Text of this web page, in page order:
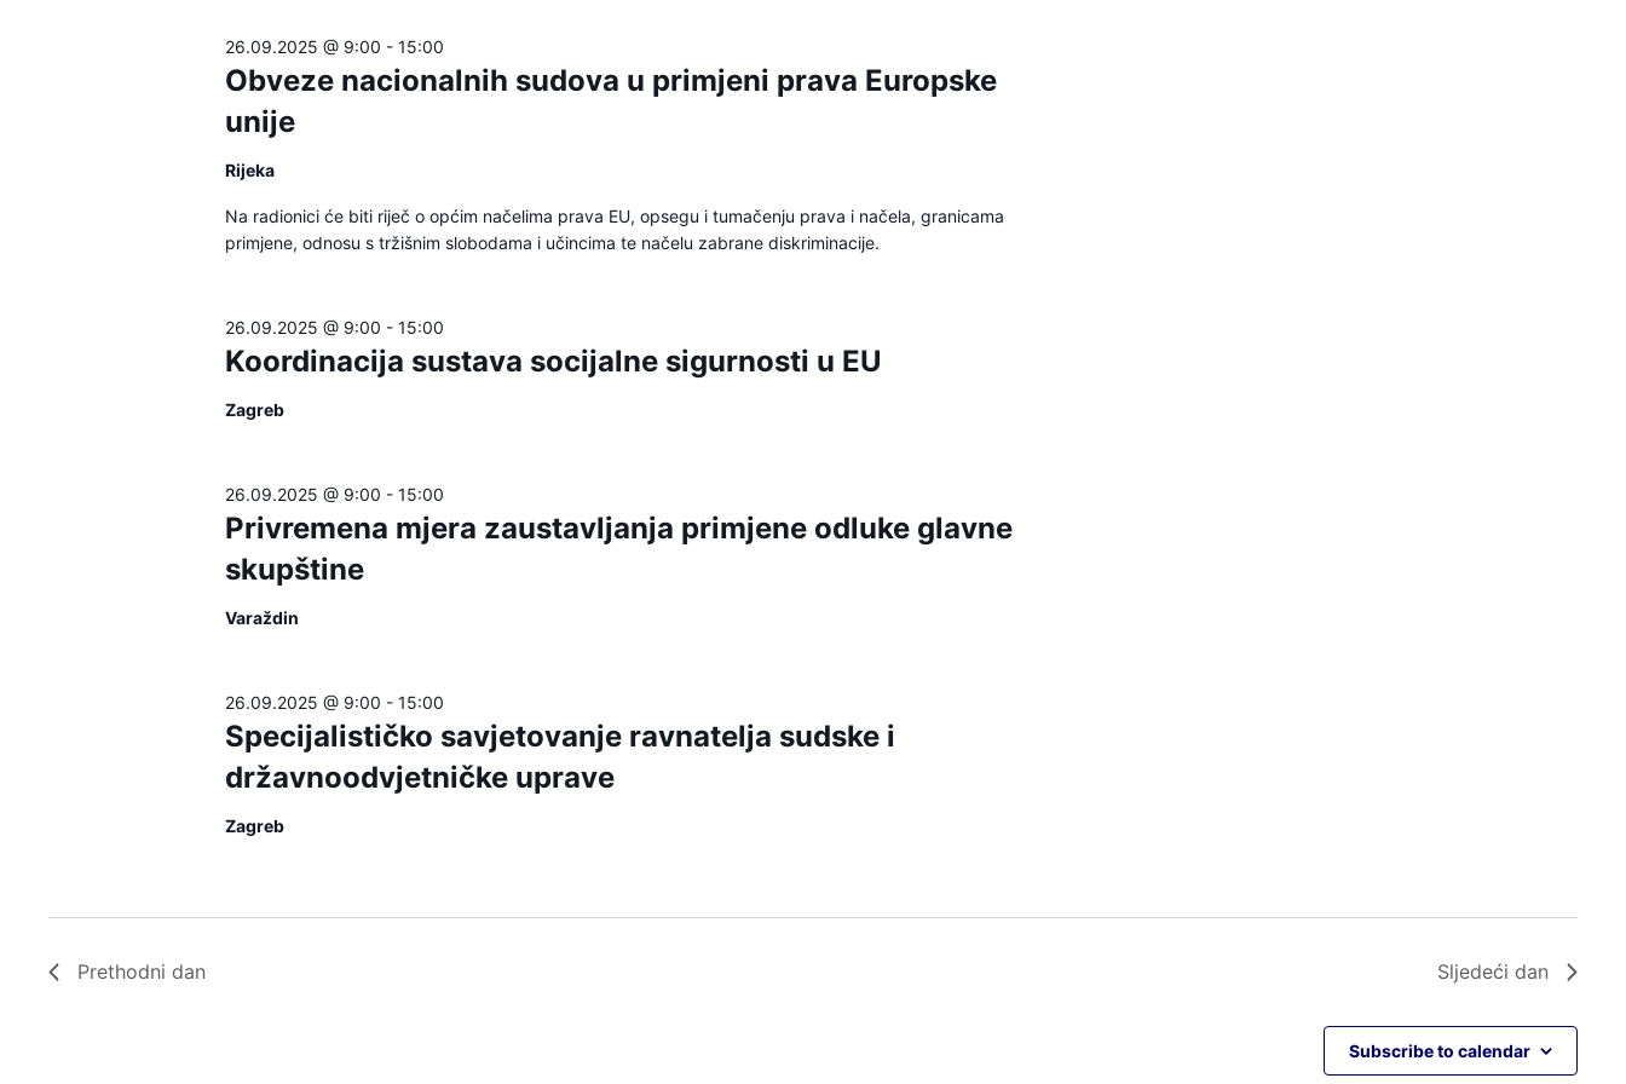
Obveze nacionalnih sudova u primjeni prava Europske
unije
26.09.2025 @ 9:00 - 15:00
Rijeka
Na radionici će biti riječ o općim načelima prava EU, opsegu i tumačenju prava i načela, granicama
primjene, odnosu s tržišnim slobodama i učincima te načelu zabrane diskriminacije.
Koordinacija sustava socijalne sigurnosti u EU
26.09.2025 @ 9:00 - 15:00
Zagreb
Privremena mjera zaustavljanja primjene odluke glavne
skupštine
26.09.2025 @ 9:00 - 15:00
Varaždin
Specijalističko savjetovanje ravnatelja sudske i
državnoodvjetničke uprave
26.09.2025 @ 9:00 - 15:00
Zagreb
Prethodni dan Sljedeći dan
Subscribe to calendar